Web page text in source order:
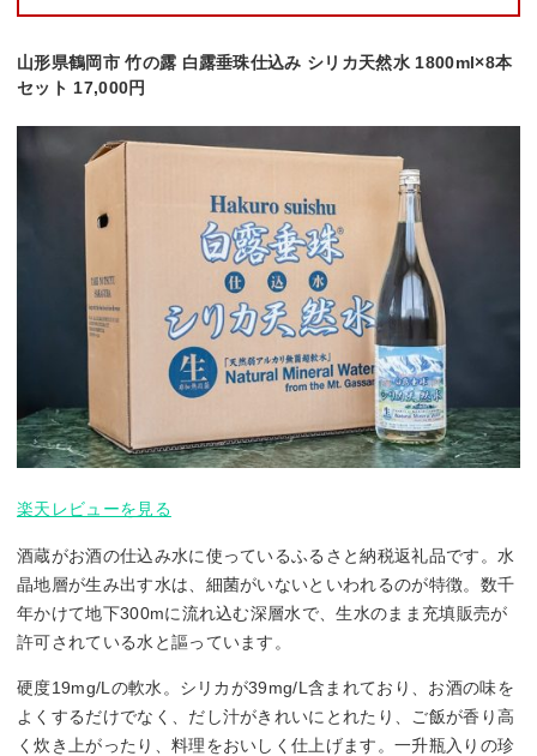
山形県鶴岡市 竹の露 白露垂珠仕込み シリカ天然水 1800ml×8本
セット 17,000円
楽天レビューを見る
酒蔵がお酒の仕込み水に使っているふるさと納税返礼品です。水
晶地層が生み出す水は、細菌がいないといわれるのが特徴。数千
年かけて地下300mに流れ込む深層水で、生水のまま充填販売が
許可されている水と謳っています。
硬度19mg/Lの軟水。シリカが39mg/L含まれており、お酒の味を
よくするだけでなく、だし汁がきれいにとれたり、ご飯が香り高
く炊き上がったり、料理をおいしく仕上げます。一升瓶入りの珍